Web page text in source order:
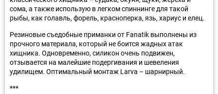
сома, а также использую в легком спиннинге для такой
рыбы, как голавль, форель, красноперка, язь, хариус и елец.
Резиновые съедобные приманки от Fanatik выполнены из
прочного материала, который не боится жадных атак
хищника. Одновременно, силикон очень подвижен,
отзывается на малейшие подергивания и шевеления
удилищем. Оптимальный монтаж Larva – шарнирный.
***